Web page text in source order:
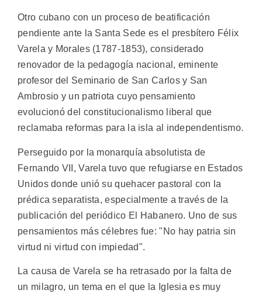
Otro cubano con un proceso de beatificación
pendiente ante la Santa Sede es el presbítero Félix
Varela y Morales (1787-1853), considerado
renovador de la pedagogía nacional, eminente
profesor del Seminario de San Carlos y San
Ambrosio y un patriota cuyo pensamiento
evolucionó del constitucionalismo liberal que
reclamaba reformas para la isla al independentismo.
Perseguido por la monarquía absolutista de
Fernando VII, Varela tuvo que refugiarse en Estados
Unidos donde unió su quehacer pastoral con la
prédica separatista, especialmente a través de la
publicación del periódico El Habanero. Uno de sus
pensamientos más célebres fue: "No hay patria sin
virtud ni virtud con impiedad".
La causa de Varela se ha retrasado por la falta de
un milagro, un tema en el que la Iglesia es muy